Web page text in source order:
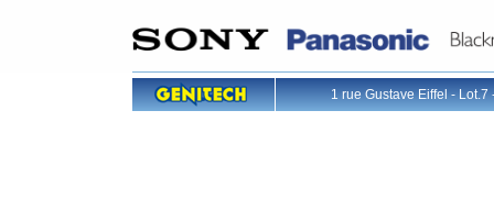
1 rue Gustave Eiffel -